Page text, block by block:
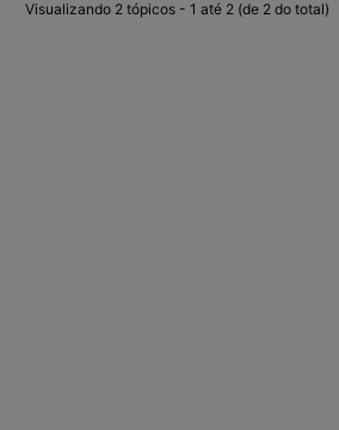
Visualizando 2 tópicos - 1 até 2 (de 2 do total)